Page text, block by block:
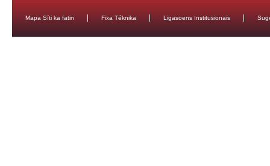
Mapa Síti ka fatin Fixa Téknika Ligasoens Institusionais